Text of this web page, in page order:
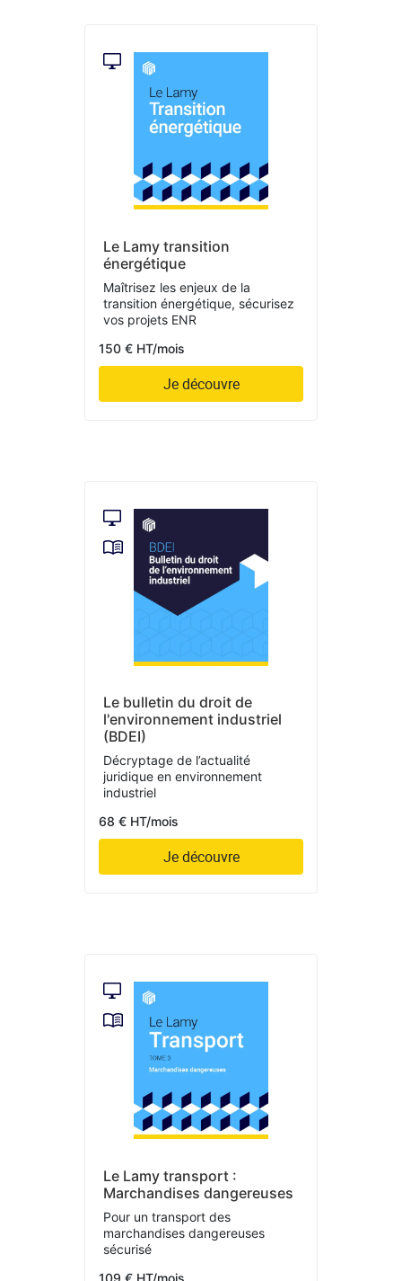
Le Lamy transition
énergétique
Maîtrisez les enjeux de la
transition énergétique, sécurisez
vos projets ENR
150 € HT/mois
Je découvre
Le bulletin du droit de
l'environnement industriel
(BDEI)
Décryptage de l’actualité
juridique en environnement
industriel
68 € HT/mois
Je découvre
Le Lamy transport :
Marchandises dangereuses
Pour un transport des
marchandises dangereuses
sécurisé
109 € HT/mois